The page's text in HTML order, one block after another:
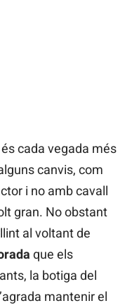
cada vegada més
canvis, com
i no amb cavall
gran. No obstant
al voltant de
que els
la botiga del
mantenir el